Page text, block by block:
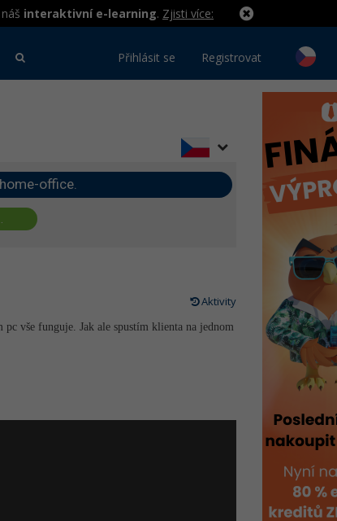
interaktivní e-learning. Zjisti více:
Přihlásit se Registrovat
office.
Aktivity
vše funguje. Jak ale spustím klienta na jednom